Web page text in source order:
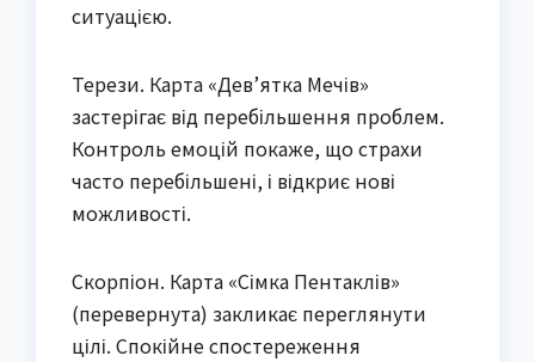
ситуацією.
Терези. Карта «Дев’ятка Мечів»
застерігає від перебільшення проблем.
Контроль емоцій покаже, що страхи
часто перебільшені, і відкриє нові
можливості.
Скорпіон. Карта «Сімка Пентаклів»
(перевернута) закликає переглянути
цілі. Спокійне спостереження